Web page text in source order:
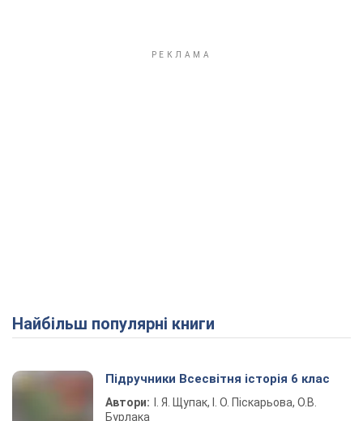
Найбільш популярні книги
Підручники Всесвітня історія 6 клас
Автори:
І. Я. Щупак, І. О. Піскарьова, О.В.
Бурлака